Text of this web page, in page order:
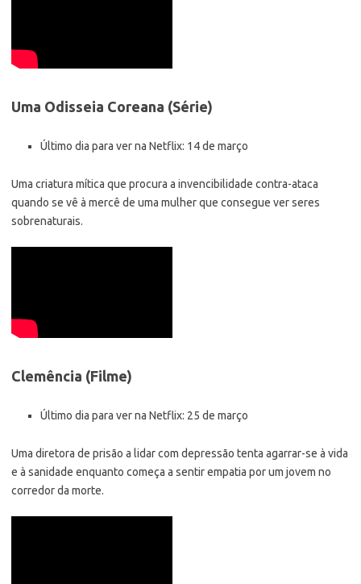
Uma Odisseia Coreana (Série)
Último dia para ver na Netflix: 14 de março
Uma criatura mítica que procura a invencibilidade contra-ataca
quando se vê à mercê de uma mulher que consegue ver seres
sobrenaturais.
Clemência (Filme)
Último dia para ver na Netflix: 25 de março
Uma diretora de prisão a lidar com depressão tenta agarrar-se à vida
e à sanidade enquanto começa a sentir empatia por um jovem no
corredor da morte.